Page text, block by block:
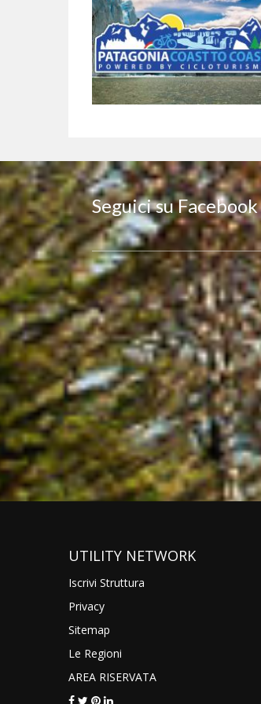
Seguici su Facebook
UTILITY NETWORK
Iscrivi Struttura
Privacy
Sitemap
Le Regioni
AREA RISERVATA